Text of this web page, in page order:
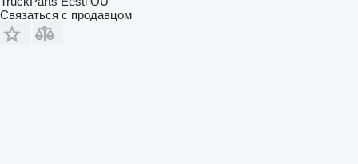
Связаться с продавцом